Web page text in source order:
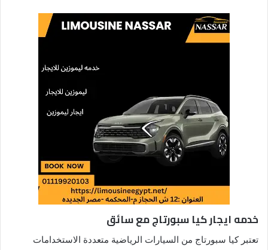
خدمه ايجار كيا سبورتاج مع سائق
تعتبر كيا سبورتاج من السيارات الرياضية متعددة الاستخدامات